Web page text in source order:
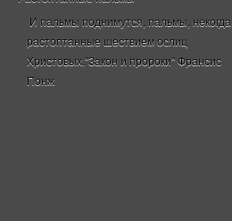
И пальмы поднимутся, пальмы, некогда
растоптанные шествием ослиц
Христовых."Закон и пророки" Франсис
Понж